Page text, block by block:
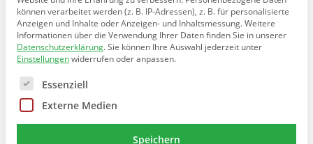
Krankmeldung
Im Falle einer Krankheit Ihres Kindes,
schreiben Sie bitte am Morgen des 1.
Fehltages bis 8 Uhr eine E-Mail an das
Sekretariatder Schule und
können verarbeitet werden (z. B. IP-Adressen), z. B. für personalisierte
Anzeigen und Inhalte oder Anzeigen- und Inhaltsmessung.Weitere
Informationen über die Verwendung Ihrer Daten finden Sie in unserer
Datenschutzerklärung.Sie können Ihre Auswahl jederzeit unter
Einstellungenwiderrufen oder anpassen.
Es folgt eine Liste der Service-Gruppen, für die eine
Essenziell
Externe Medien
Speichern